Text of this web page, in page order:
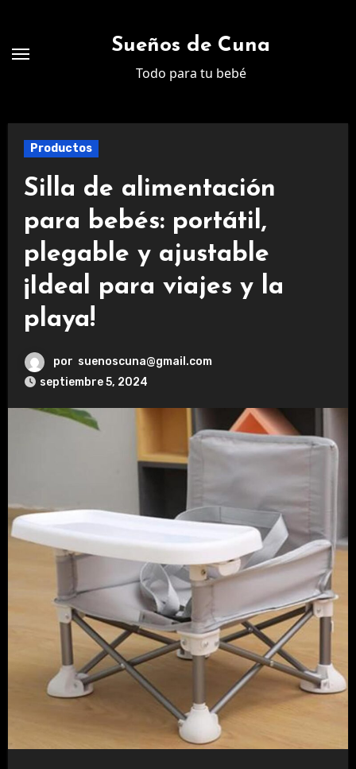
contenido
Sueños de Cuna
Todo para tu bebé
Productos
Silla de alimentación
para bebés: portátil,
plegable y ajustable
¡Ideal para viajes y la
playa!
por suenoscuna@gmail.com
septiembre 5, 2024